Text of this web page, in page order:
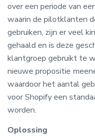
over een periode van
waarin de pilotklanten
gebruiken, zijn er veel
gehaald en is deze
klantgroep gebruikt te
nieuwe propositie
waardoor het aantal
voor Shopify een
worden.
Oplossing